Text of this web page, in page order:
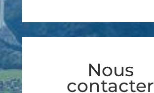
Nous
contacter